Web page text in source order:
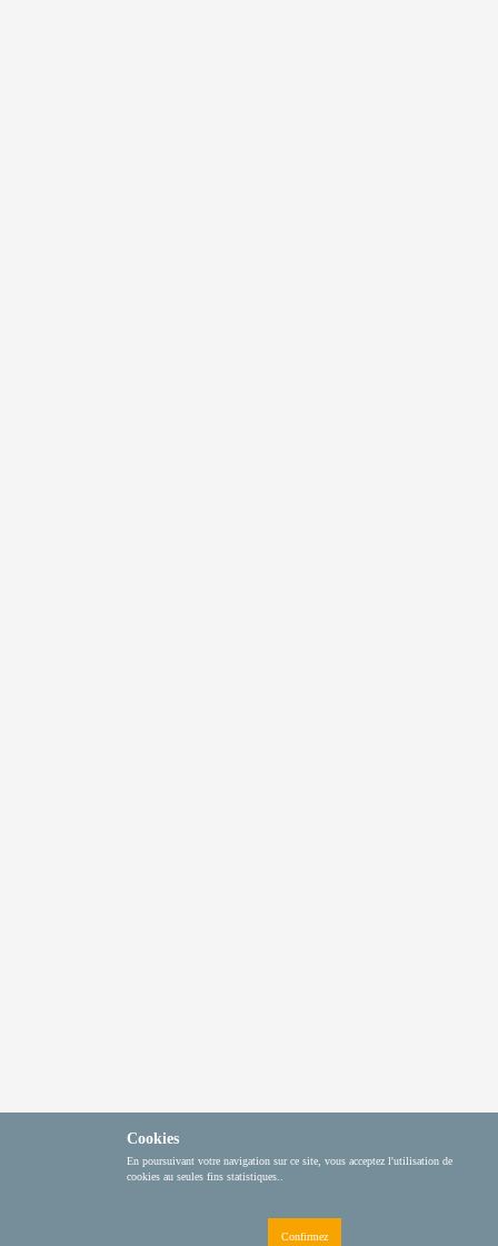
Cookies
En poursuivant votre navigati​on sur ce site, vous acceptez l'utilisation de
cookies au seules fins statistiques..
Confirmez